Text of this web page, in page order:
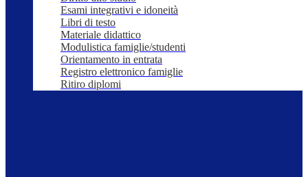
Esami integrativi e idoneità
Libri di testo
Materiale didattico
Modulistica famiglie/studenti
Orientamento in entrata
Registro elettronico famiglie
Ritiro diplomi